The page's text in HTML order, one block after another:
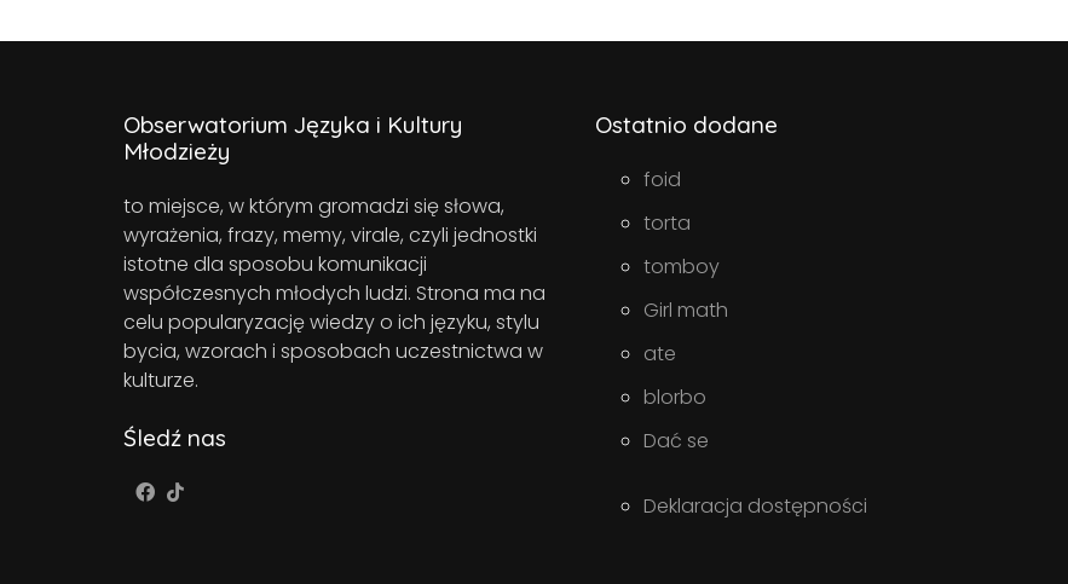
Obserwatorium Języka i Kultury
Młodzieży
to miejsce, w którym gromadzi się słowa,
wyrażenia, frazy, memy, virale, czyli jednostki
istotne dla sposobu komunikacji
współczesnych młodych ludzi. Strona ma na
celu popularyzację wiedzy o ich języku, stylu
bycia, wzorach i sposobach uczestnictwa w
kulturze.
Śledź nas
Ostatnio dodane
foid
torta
tomboy
Girl math
ate
blorbo
Dać se
Deklaracja dostępności